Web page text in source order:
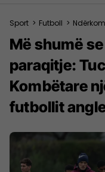
Sport > Futboll >
Më shumë
paraqitje:
Kombëtare
futbollit